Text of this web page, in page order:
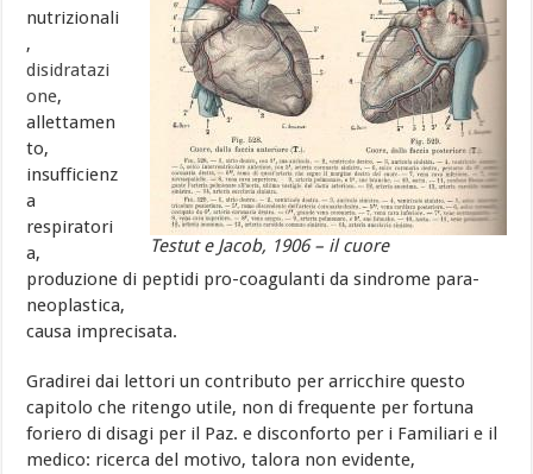
Testut e Jacob, 1906 – il cuore
nutrizionali
,
disidratazi
one,
allettamen
to,
insufficienz
a
respiratori
a,
produzione di peptidi pro-coagulanti da sindrome para-
neoplastica,
causa imprecisata.
Gradirei dai lettori un contributo per arricchire questo
capitolo che ritengo utile, non di frequente per fortuna
foriero di disagi per il Paz. e disconforto per i Familiari e il
medico: ricerca del motivo, talora non evidente,